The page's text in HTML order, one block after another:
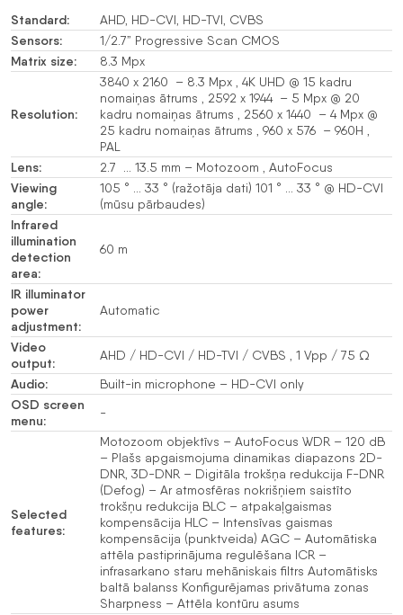
Standard: AHD, HD-CVI, HD-TVI, CVBS
Sensors: 1/2.7” Progressive Scan CMOS
Matrix size: 8.3 Mpx
Resolution:
3840 x 2160 – 8.3 Mpx , 4K UHD @ 15 kadru
nomaiņas ātrums , 2592 x 1944 – 5 Mpx @ 20
kadru nomaiņas ātrums , 2560 x 1440 – 4 Mpx @
25 kadru nomaiņas ātrums , 960 x 576 – 960H ,
PAL
Lens: 2.7 … 13.5 mm – Motozoom , AutoFocus
Viewing
angle:
105 ° … 33 ° (ražotāja dati) 101 ° … 33 ° @ HD-CVI
(mūsu pārbaudes)
Infrared
illumination
detection
area:
60 m
IR illuminator
power
adjustment:
Automatic
Video
output:
AHD / HD-CVI / HD-TVI / CVBS , 1 Vpp / 75 Ω
Audio: Built-in microphone – HD-CVI only
OSD screen
menu:
-
Selected
features:
Motozoom objektīvs – AutoFocus WDR – 120 dB
– Plašs apgaismojuma dinamikas diapazons 2D-
DNR, 3D-DNR – Digitāla trokšņa redukcija F-DNR
(Defog) – Ar atmosfēras nokrišņiem saistīto
trokšņu redukcija BLC – atpakaļgaismas
kompensācija HLC – Intensīvas gaismas
kompensācija (punktveida) AGC – Automātiska
attēla pastiprinājuma regulēšana ICR –
infrasarkano staru mehāniskais filtrs Automātisks
baltā balanss Konfigurējamas privātuma zonas
Sharpness – Attēla kontūru asums